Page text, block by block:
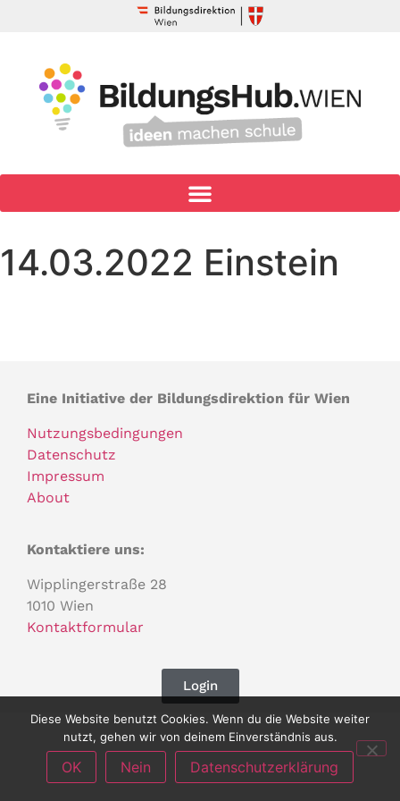
14.03.2022 Einstein
Eine Initiative der Bildungsdirektion für Wien
Nutzungsbedingungen
Datenschutz
Impressum
About
Kontaktiere uns:
Wipplingerstraße 28
1010 Wien
Kontaktformular
Login
Diese Website benutzt Cookies. Wenn du die Website weiter
nutzt, gehen wir von deinem Einverständnis aus.
OK Nein Datenschutzerklärung